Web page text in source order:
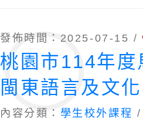
發佈時間：2025-07-15 /
桃園市114年度
閩東語言及文
體 驗營隊
內容分類： 學生校外課程